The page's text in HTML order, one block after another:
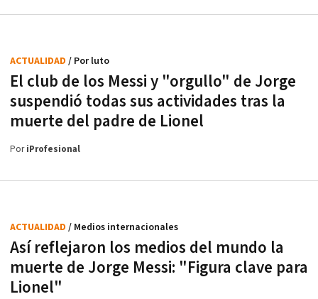
El club de los Messi y "orgullo" de Jorge
suspendió todas sus actividades tras la
muerte del padre de Lionel
ACTUALIDAD / Por luto
PoriProfesional
Así reflejaron los medios del mundo la
muerte de Jorge Messi: "Figura clave para
Lionel"
ACTUALIDAD / Medios internacionales